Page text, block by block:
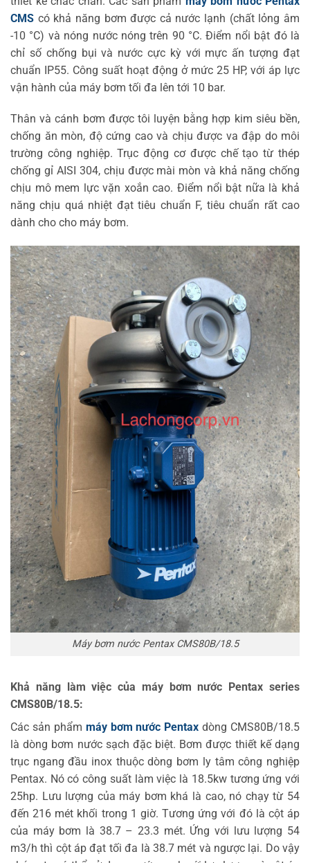
CMS có khả năng bơm được cả nước lạnh (chất lỏng âm
-10 °C) và nóng nước nóng trên 90 °C. Điểm nổi bật đó là
chỉ số chống bụi và nước cực kỳ với mực ấn tượng đạt
chuẩn IP55. Công suất hoạt động ở mức 25 HP, với áp lực
vận hành của máy bơm tối đa lên tới 10 bar.
Thân và cánh bơm được tôi luyện bằng hợp kim siêu bền,
chống ăn mòn, độ cứng cao và chịu được va đập do môi
trường công nghiệp. Trục động cơ được chế tạo từ thép
chống gỉ AISI 304, chịu được mài mòn và khả năng chống
chịu mô mem lực vặn xoắn cao. Điểm nổi bật nữa là khả
năng chịu quá nhiệt đạt tiêu chuẩn F, tiêu chuẩn rất cao
dành cho cho máy bơm.
Máy bơm nước Pentax CMS80B/18.5
Khả năng làm việc của máy bơm nước Pentax series
CMS80B/18.5:
Các sản phẩm máy bơm nước Pentax dòng CMS80B/18.5
là dòng bơm nước sạch đặc biệt. Bơm được thiết kế dạng
trục ngang đầu inox thuộc dòng bơm ly tâm công nghiệp
Pentax. Nó có công suất làm việc là 18.5kw tương ứng với
25hp. Lưu lượng của máy bơm khá là cao, nó chạy từ 54
đến 216 mét khối trong 1 giờ. Tương ứng với đó là cột áp
của máy bơm là 38.7 – 23.3 mét. Ứng với lưu lượng 54
m3/h thì cột áp đạt tối đa là 38.7 mét và ngược lại. Do vậy